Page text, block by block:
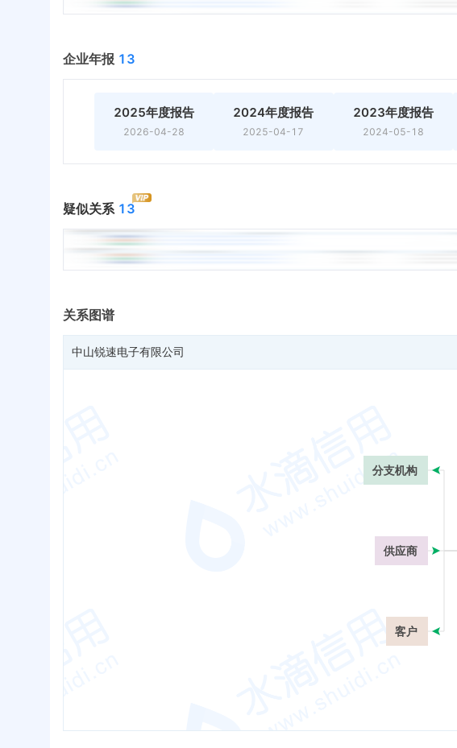
企业年报 13
2025年度报告
2026-04-28
2024年度报告
2025-04-17
2023年度报告
2024-05-18
疑似关系 13
关系图谱
中山锐速电子有限公司
分支机构
供应商
客户